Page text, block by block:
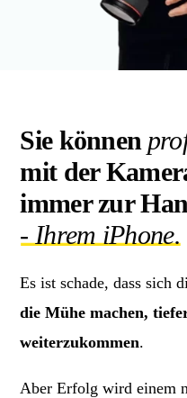
Sie können
mit der
immer zur
- Ihrem iPhone.
Es ist schade, dass sich
die Mühe machen,
weiterzukommen.
Aber Erfolg wird einem